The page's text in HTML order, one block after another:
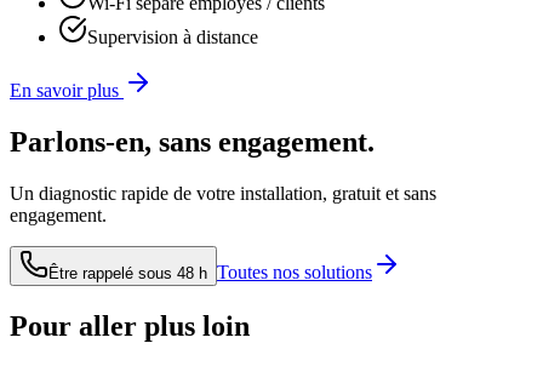
Supervision à distance
En savoir plus
Parlons-en, sans engagement.
Un diagnostic rapide de votre installation, gratuit et sans
engagement.
Être rappelé sous 48 h Toutes nos solutions
Pour aller plus loin